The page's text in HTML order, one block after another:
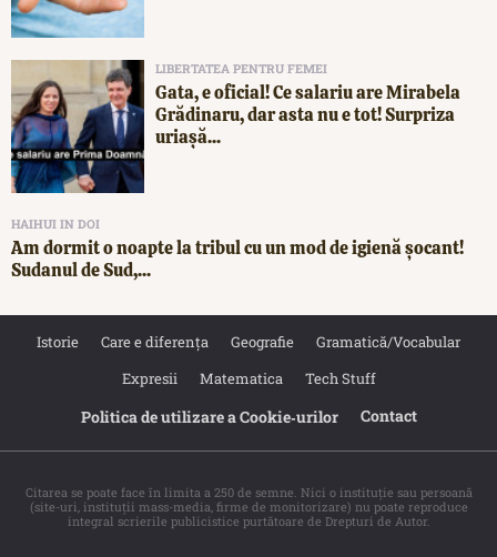
LIBERTATEA PENTRU FEMEI
Gata, e oficial! Ce salariu are Mirabela
Grădinaru, dar asta nu e tot! Surpriza
uriașă...
HAIHUI IN DOI
Am dormit o noapte la tribul cu un mod de igienă șocant!
Sudanul de Sud,...
Istorie Care e diferența Geografie
Gramatică/Vocabular
Expresii
Matematica Tech Stuff
Politica de utilizare a Cookie‐urilor Contact
Citarea se poate face în limita a 250 de semne. Nici o instituţie sau persoană
(site-uri, instituţii mass-media, firme de monitorizare) nu poate reproduce
integral scrierile publicistice purtătoare de Drepturi de Autor.